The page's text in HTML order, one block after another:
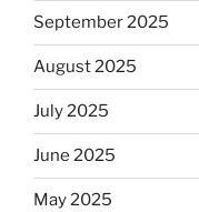
September 2025
August 2025
July 2025
June 2025
May 2025